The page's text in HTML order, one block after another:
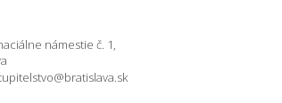
námestie č. 1,